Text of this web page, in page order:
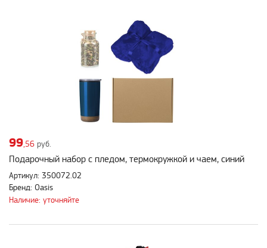
99,56 руб.
Подарочный набор с пледом, термокружкой и чаем, синий
Артикул: 350072.02
Бренд: Oasis
Наличие: уточняйте